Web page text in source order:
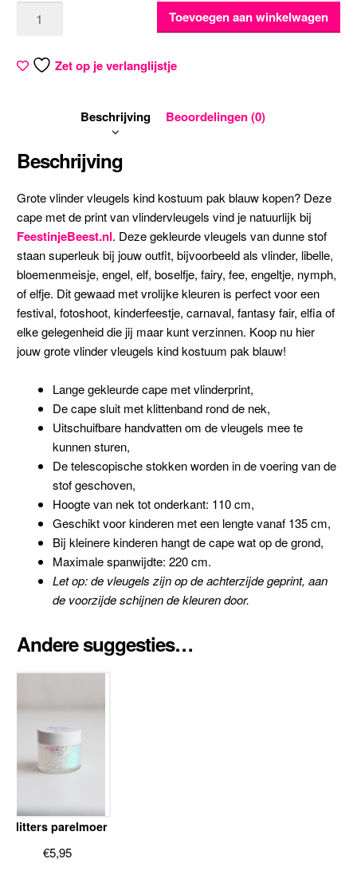
Toevoegen aan winkelwagen
Zet op je verlanglijstje
Beschrijving Beoordelingen (0)
Beschrijving
Grote vlinder vleugels kind kostuum pak blauw kopen? Deze
cape met de print van vlindervleugels vind je natuurlijk bij
FeestinjeBeest.nl. Deze gekleurde vleugels van dunne stof
staan superleuk bij jouw outfit, bijvoorbeeld als vlinder, libelle,
bloemenmeisje, engel, elf, boselfje, fairy, fee, engeltje, nymph,
of elfje. Dit gewaad met vrolijke kleuren is perfect voor een
festival, fotoshoot, kinderfeestje, carnaval, fantasy fair, elfia of
elke gelegenheid die jij maar kunt verzinnen. Koop nu hier
jouw grote vlinder vleugels kind kostuum pak blauw!
Lange gekleurde cape met vlinderprint,
De cape sluit met klittenband rond de nek,
Uitschuifbare handvatten om de vleugels mee te
kunnen sturen,
De telescopische stokken worden in de voering van de
stof geschoven,
Hoogte van nek tot onderkant: 110 cm,
Geschikt voor kinderen met een lengte vanaf 135 cm,
Bij kleinere kinderen hangt de cape wat op de grond,
Maximale spanwijdte: 220 cm.
Let op: de vleugels zijn op de achterzijde geprint, aan
de voorzijde schijnen de kleuren door.
Andere suggesties…
Glitters parelmoer
€5,95